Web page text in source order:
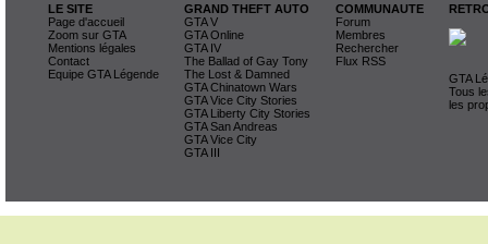
LE SITE
Page d'accueil
Zoom sur GTA
Mentions légales
Contact
Equipe GTA Légende
GRAND THEFT AUTO
GTA V
GTA Online
GTA IV
The Ballad of Gay Tony
The Lost & Damned
GTA Chinatown Wars
GTA Vice City Stories
GTA Liberty City Stories
GTA San Andreas
GTA Vice City
GTA III
COMMUNAUTE
Forum
Membres
Rechercher
Flux RSS
GTA
Tous
les